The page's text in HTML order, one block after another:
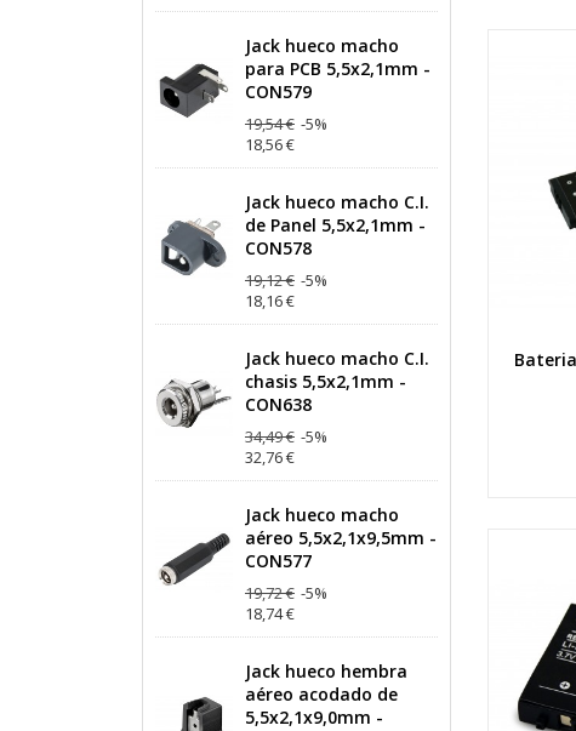
Jack hueco macho
para PCB 5,5x2,1mm -
CON579
19,54 € -5%
18,56 €
Jack hueco macho C.I.
de Panel 5,5x2,1mm -
CON578
19,12 € -5%
18,16 €
Jack hueco macho C.I.
chasis 5,5x2,1mm -
CON638
34,49 € -5%
32,76 €
Jack hueco macho
aéreo 5,5x2,1x9,5mm -
CON577
19,72 € -5%
18,74 €
Jack hueco hembra
aéreo acodado de
5,5x2,1x9,0mm -